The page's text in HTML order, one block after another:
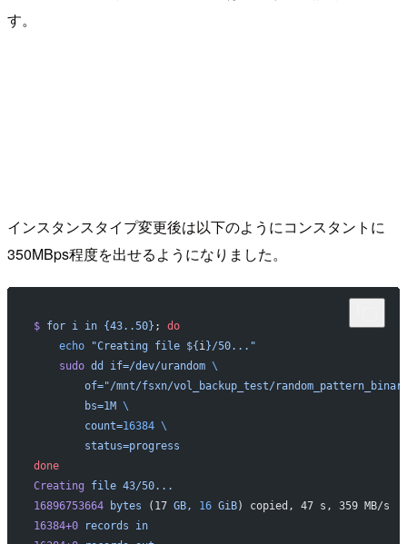
す。
インスタンスタイプ変更後は以下のようにコンスタントに
350MBps程度を出せるようになりました。
$ for i in {43..50} ; do
    echo
"Creating file ${i }/50..."
    sudo
dd if=/dev/urandom \
of="/mnt/fsxn/vol_backup_test/
        bs=1M
\
        count=
16384 \
        status=progress
done
Creating file 43/50...
16896753664 bytes (17 GB, 16 GiB) copied, 47 s, 359 MB/s
16384+0 records in